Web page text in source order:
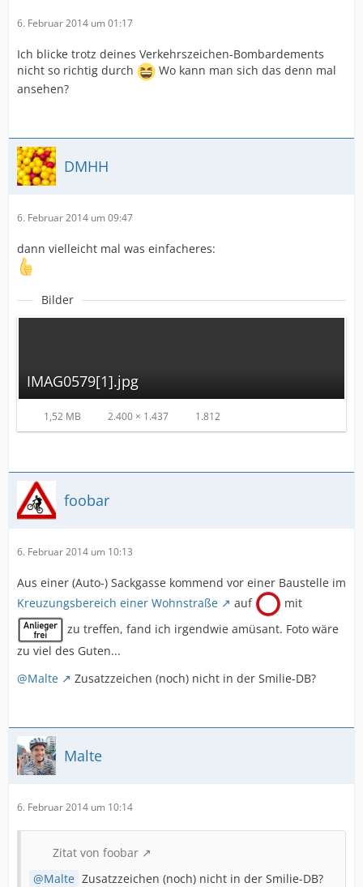
6. Februar 2014 um 01:17
Ich blicke trotz deines Verkehrszeichen-Bombardements
nicht so richtig durch
Wo kann man sich das denn mal
ansehen?
DMHH
6. Februar 2014 um 09:47
dann vielleicht mal was einfacheres:
Bilder
IMAG0579[1].jpg
1,52 MB 2.400 × 1.437 1.812
foobar
6. Februar 2014 um 10:13
Aus einer (Auto-) Sackgasse kommend vor einer Baustelle im
Kreuzungsbereich einer Wohnstraße
auf
mit
zu treffen, fand ich irgendwie amüsant. Foto wäre
zu viel des Guten...
@Malte
Zusatzzeichen (noch) nicht in der Smilie-DB?
Malte
6. Februar 2014 um 10:14
Zitat von foobar
Malte Zusatzzeichen (noch) nicht in der Smilie-DB?